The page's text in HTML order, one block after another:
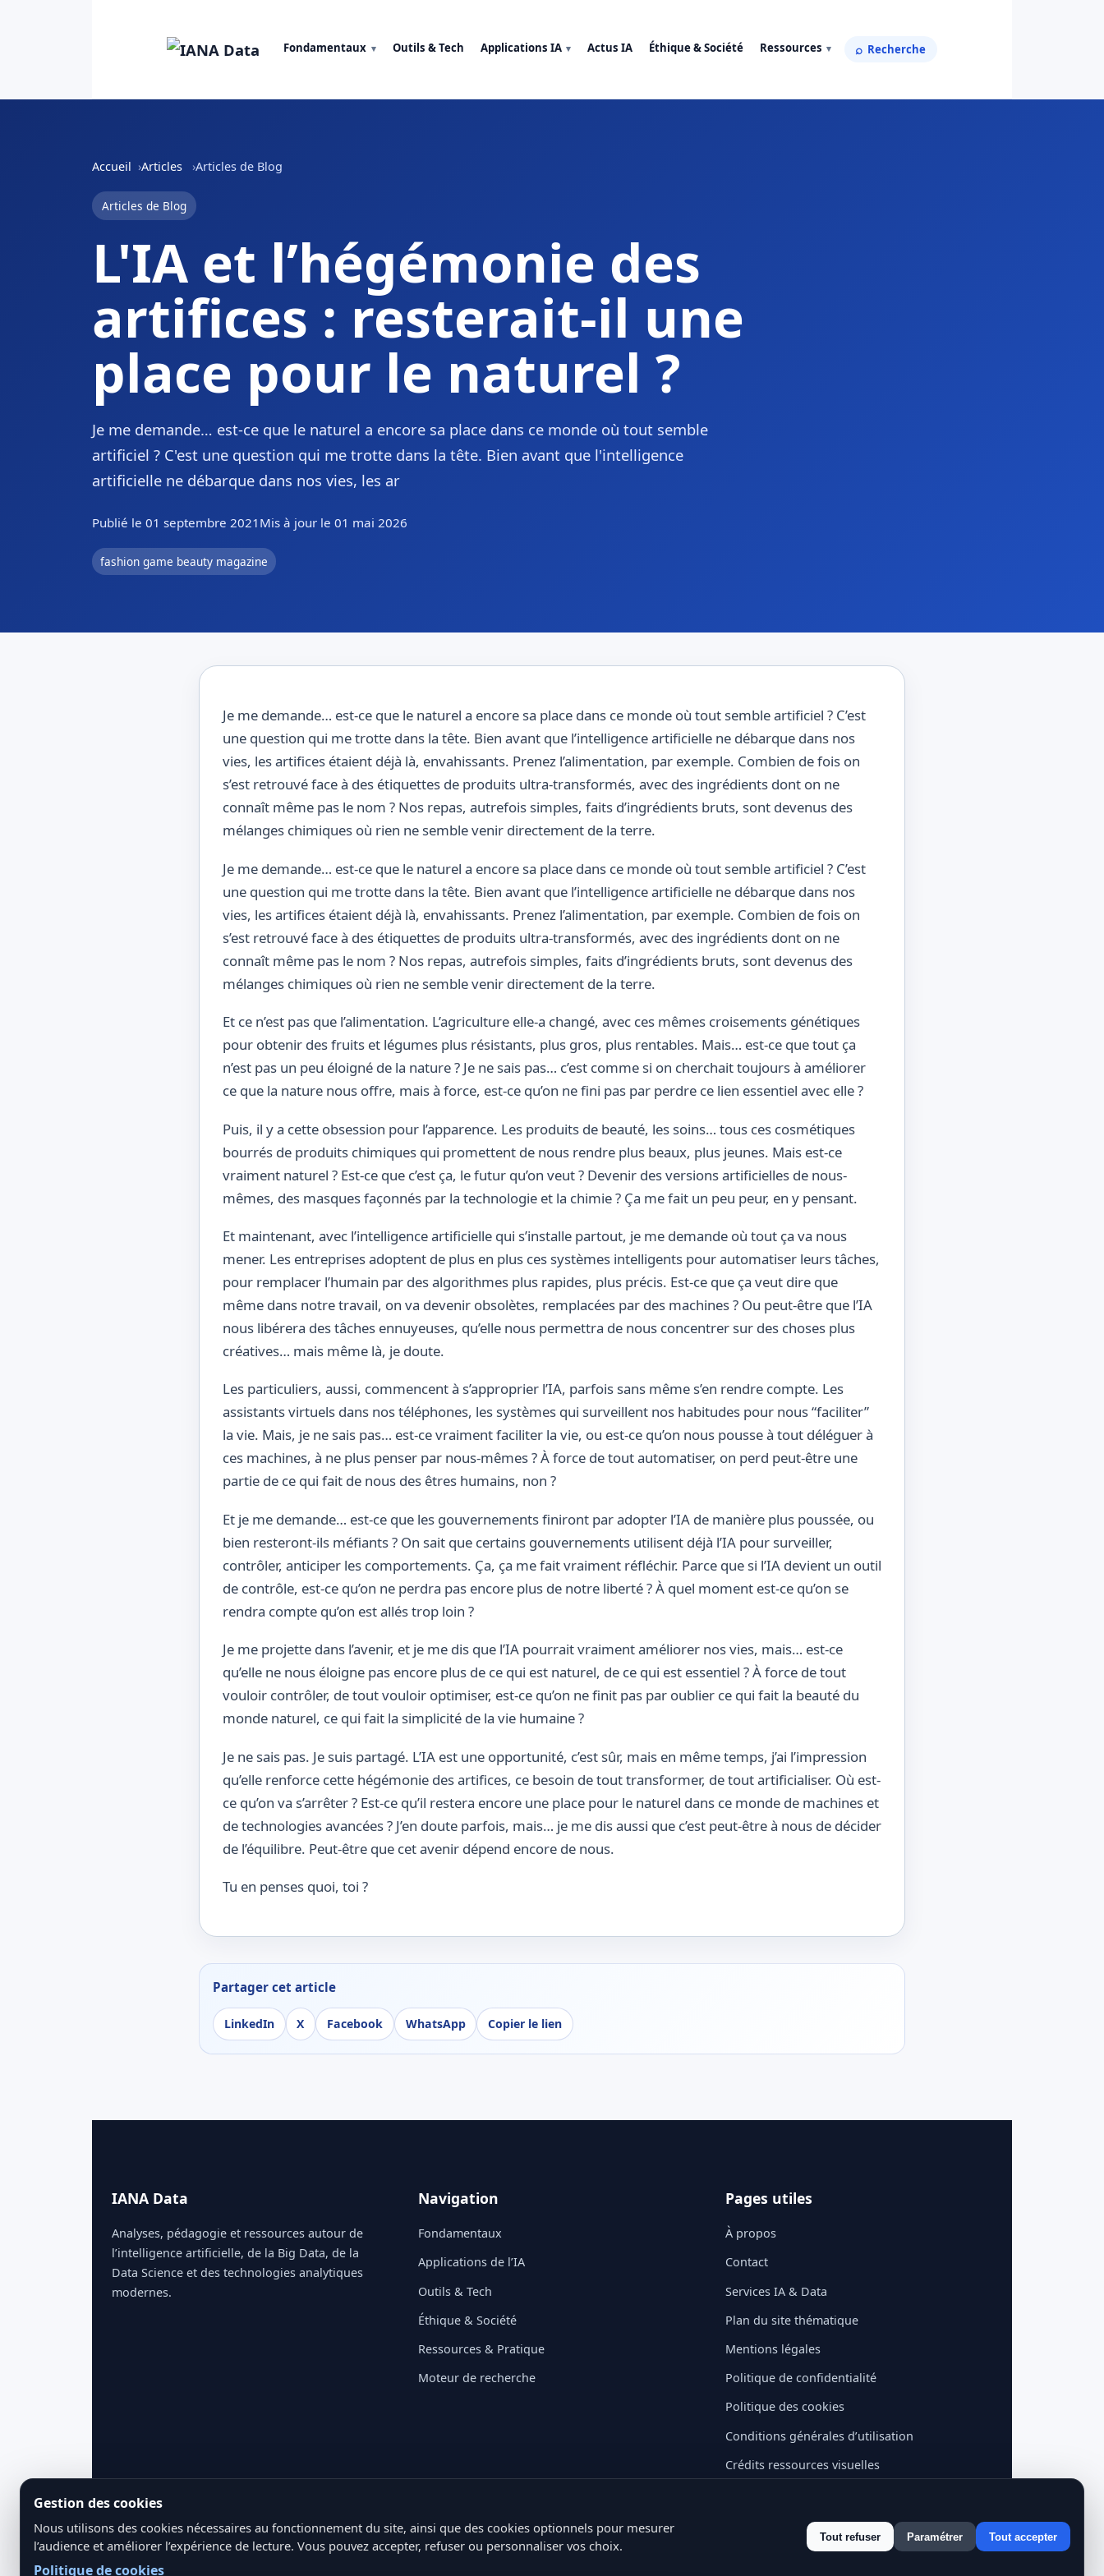
Fondamentaux Outils & Tech Applications IA Actus IA Éthique & Société Ressources Recherche
Accueil Articles Articles de Blog
Articles de Blog
L'IA et l’hégémonie des
artifices : resterait-il une
place pour le naturel ?
Je me demande… est-ce que le naturel a encore sa place dans ce monde où tout semble
artificiel ? C'est une question qui me trotte dans la tête. Bien avant que l'intelligence
artificielle ne débarque dans nos vies, les ar
Publié le 01 septembre 2021 Mis à jour le 01 mai 2026
fashion game beauty magazine
Je me demande… est-ce que le naturel a encore sa place dans ce monde où tout semble artificiel ? C’est
une question qui me trotte dans la tête. Bien avant que l’intelligence artificielle ne débarque dans nos
vies, les artifices étaient déjà là, envahissants. Prenez l’alimentation, par exemple. Combien de fois on
s’est retrouvé face à des étiquettes de produits ultra-transformés, avec des ingrédients dont on ne
connaît même pas le nom ? Nos repas, autrefois simples, faits d’ingrédients bruts, sont devenus des
mélanges chimiques où rien ne semble venir directement de la terre.
Je me demande… est-ce que le naturel a encore sa place dans ce monde où tout semble artificiel ? C’est
une question qui me trotte dans la tête. Bien avant que l’intelligence artificielle ne débarque dans nos
vies, les artifices étaient déjà là, envahissants. Prenez l’alimentation, par exemple. Combien de fois on
s’est retrouvé face à des étiquettes de produits ultra-transformés, avec des ingrédients dont on ne
connaît même pas le nom ? Nos repas, autrefois simples, faits d’ingrédients bruts, sont devenus des
mélanges chimiques où rien ne semble venir directement de la terre.
Et ce n’est pas que l’alimentation. L’agriculture elle-a changé, avec ces mêmes croisements génétiques
pour obtenir des fruits et légumes plus résistants, plus gros, plus rentables. Mais… est-ce que tout ça
n’est pas un peu éloigné de la nature ? Je ne sais pas… c’est comme si on cherchait toujours à améliorer
ce que la nature nous offre, mais à force, est-ce qu’on ne fini pas par perdre ce lien essentiel avec elle ?
Puis, il y a cette obsession pour l’apparence. Les produits de beauté, les soins… tous ces cosmétiques
bourrés de produits chimiques qui promettent de nous rendre plus beaux, plus jeunes. Mais est-ce
vraiment naturel ? Est-ce que c’est ça, le futur qu’on veut ? Devenir des versions artificielles de nous-
mêmes, des masques façonnés par la technologie et la chimie ? Ça me fait un peu peur, en y pensant.
Et maintenant, avec l’intelligence artificielle qui s’installe partout, je me demande où tout ça va nous
mener. Les entreprises adoptent de plus en plus ces systèmes intelligents pour automatiser leurs tâches,
pour remplacer l’humain par des algorithmes plus rapides, plus précis. Est-ce que ça veut dire que
même dans notre travail, on va devenir obsolètes, remplacées par des machines ? Ou peut-être que l’IA
nous libérera des tâches ennuyeuses, qu’elle nous permettra de nous concentrer sur des choses plus
créatives… mais même là, je doute.
Les particuliers, aussi, commencent à s’approprier l’IA, parfois sans même s’en rendre compte. Les
assistants virtuels dans nos téléphones, les systèmes qui surveillent nos habitudes pour nous “faciliter”
la vie. Mais, je ne sais pas… est-ce vraiment faciliter la vie, ou est-ce qu’on nous pousse à tout déléguer à
ces machines, à ne plus penser par nous-mêmes ? À force de tout automatiser, on perd peut-être une
partie de ce qui fait de nous des êtres humains, non ?
Et je me demande… est-ce que les gouvernements finiront par adopter l’IA de manière plus poussée, ou
bien resteront-ils méfiants ? On sait que certains gouvernements utilisent déjà l’IA pour surveiller,
contrôler, anticiper les comportements. Ça, ça me fait vraiment réfléchir. Parce que si l’IA devient un outil
de contrôle, est-ce qu’on ne perdra pas encore plus de notre liberté ? À quel moment est-ce qu’on se
rendra compte qu’on est allés trop loin ?
Je me projette dans l’avenir, et je me dis que l’IA pourrait vraiment améliorer nos vies, mais… est-ce
qu’elle ne nous éloigne pas encore plus de ce qui est naturel, de ce qui est essentiel ? À force de tout
vouloir contrôler, de tout vouloir optimiser, est-ce qu’on ne finit pas par oublier ce qui fait la beauté du
monde naturel, ce qui fait la simplicité de la vie humaine ?
Je ne sais pas. Je suis partagé. L’IA est une opportunité, c’est sûr, mais en même temps, j’ai l’impression
qu’elle renforce cette hégémonie des artifices, ce besoin de tout transformer, de tout artificialiser. Où est-
ce qu’on va s’arrêter ? Est-ce qu’il restera encore une place pour le naturel dans ce monde de machines et
de technologies avancées ? J’en doute parfois, mais… je me dis aussi que c’est peut-être à nous de décider
de l’équilibre. Peut-être que cet avenir dépend encore de nous.
Tu en penses quoi, toi ?
Partager cet article
LinkedIn X Facebook WhatsApp Copier le lien
IANA Data
Analyses, pédagogie et ressources autour de
l’intelligence artificielle, de la Big Data, de la
Data Science et des technologies analytiques
modernes.
Navigation
Fondamentaux
Applications de l’IA
Outils & Tech
Éthique & Société
Ressources & Pratique
Moteur de recherche
Pages utiles
À propos
Contact
Services IA & Data
Plan du site thématique
Mentions légales
Politique de confidentialité
Politique des cookies
Conditions générales d’utilisation
Crédits ressources visuelles
Gestion des cookies
Nous utilisons des cookies nécessaires au fonctionnement du site, ainsi que des cookies optionnels pour mesurer
l’audience et améliorer l’expérience de lecture. Vous pouvez accepter, refuser ou personnaliser vos choix.
Politique de cookies
Tout refuser Paramétrer Tout accepter